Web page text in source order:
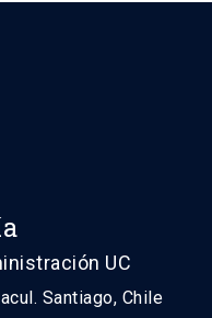
UC
Santiago, Chile